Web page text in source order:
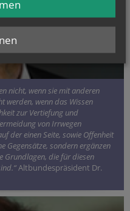
nicht, wenn sie mit anderen
werden, wenn das Wissen
zur Vertiefung und
von Irrwegen
der einen Seite, sowie Offenheit
Gegensätze, sondern ergänzen
Grundlagen, die für diesen
Altbundespräsident Dr.